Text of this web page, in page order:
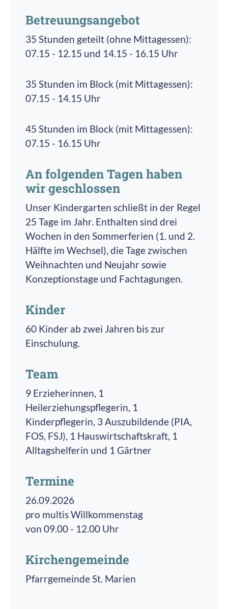
Ausstattung wurden auf die Anforderungen
einer Betreuung von U3-Kindern ausgerichtet.
Die Nutzfläche wurde dabei durch einen
m² erweitert. Im Zuge dessen wurde auch das
Außengelände neugestaltet.
Im August 2019 übernahm die pro multis
gGmbH die Trägerschaft.
Betreuungsangebot
35 Stunden geteilt (ohne Mittagessen):
07.15 - 12.15 und 14.15 - 16.15 Uhr
35 Stunden im Block (mit Mittagessen):
07.15 - 14.15 Uhr
45 Stunden im Block (mit Mittagessen):
07.15 - 16.15 Uhr
An folgenden Tagen haben
wir geschlossen
Unser Kindergarten schließt in der Regel
25 Tage im Jahr. Enthalten sind drei
Wochen in den Sommerferien (1. und 2.
Hälfte im Wechsel), die Tage zwischen
Weihnachten und Neujahr sowie
Konzeptionstage und Fachtagungen.
Kinder
60 Kinder ab zwei Jahren bis zur
Einschulung.
Team
9 Erzieherinnen, 1
Heilerziehungspflegerin, 1
Kinderpflegerin, 3 Auszubildende (PIA,
FOS, FSJ), 1 Hauswirtschaftskraft, 1
Alltagshelferin und 1 Gärtner
Termine
26.09.2026
pro multis Willkommenstag
von 09.00 - 12.00 Uhr
Kirchengemeinde
Pfarrgemeinde St. Marien